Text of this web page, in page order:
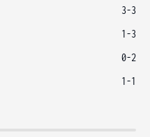
3-3
1-3
0-2
1-1